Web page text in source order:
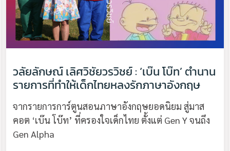
วลัยลักษณ์ เลิศวิชัยวรวิชย์ : ‘เบ๊น โบ๊ท’ ตำนาน
รายการที่ทำให้เด็กไทยหลงรักภาษาอังกฤษ
จากรายการการ์ตูนสอนภาษาอังกฤษยอดนิยม สู่มาส
คอต ‘เบ๊น โบ๊ท’ ที่ครองใจเด็กไทย ตั้งแต่ Gen Y จนถึง
Gen Alpha